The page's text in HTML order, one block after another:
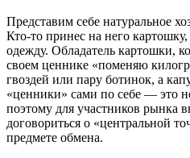
Представим себе натуральное
Кто-то принес на него
одежду. Обладатель картошки,
своем ценнике «поменяю
гвоздей или пару ботинок, а
«ценники» сами по себе — это
поэтому для участников рынка
договориться о «центральной
предмете обмена.